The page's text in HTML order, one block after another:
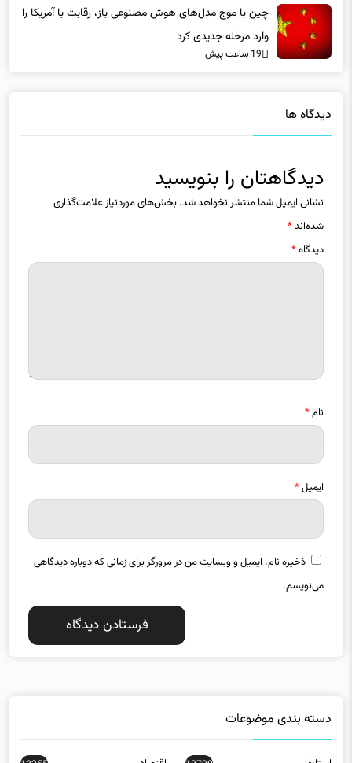
وارد مرحله جدیدی کرد
19 ساعت پیش
نشانی ایمیل شما منتشر نخواهد شد.بخش‌های موردنیاز علامت‌گذاری
شده‌اند*
دیدگاه*
ایمیل*
ذخیره نام، ایمیل و وبسایت من در مرورگر برای زمانی که دوباره دیدگاهی
می‌نویسم.
استانها